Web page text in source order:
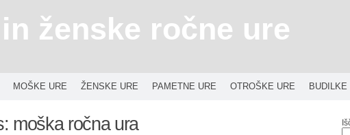
ženske ročne ure
MOŠKE URE ŽENSKE URE PAMETNE URE OTROŠKE URE BUDILKE
moška ročna ura